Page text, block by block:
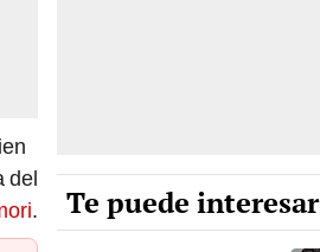
del
. Te puede interesar